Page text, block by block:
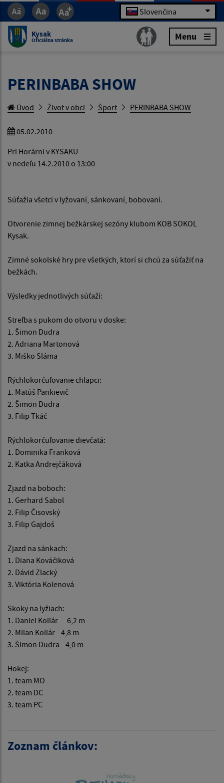
Slovenčina
Kysak
Oficiálna stránka Menu
PERINBABA SHOW
Úvod Život v obci Šport PERINBABA SHOW
05.02.2010
Pri Horárni v KYSAKU
v nedeľu 14.2.2010 o 13:00
Súťažia všetci v lyžovaní, sánkovaní, bobovaní.
Otvorenie zimnej bežkárskej sezóny klubom KOB SOKOL
Kysak.
Zimné sokolské hry pre všetkých, ktorí si chcú za súťažiť na
bežkách.
Výsledky jednotlivých súťaží:
Streľba s pukom do otvoru v doske:
1. Šimon Dudra
2. Adriana Martonová
3. Miško Sláma
Rýchlokorčuľovanie chlapci:
1. Matúš Pankievič
2. Šimon Dudra
3. Filip Tkáč
Rýchlokorčuľovanie dievčatá:
1. Dominika Franková
2. Katka Andrejčáková
Zjazd na boboch:
1. Gerhard Sabol
2. Filip Čisovský
3. Filip Gajdoš
Zjazd na sánkach:
1. Diana Kováčiková
2. Dávid Zlacký
3. Viktória Kolenová
Skoky na lyžiach:
1. Daniel Kollár 6,2 m
2. Milan Kollár 4,8 m
3. Šimon Dudra 4,0 m
Hokej:
1. team MO
2. team DC
3. team PC
Zoznam článkov: